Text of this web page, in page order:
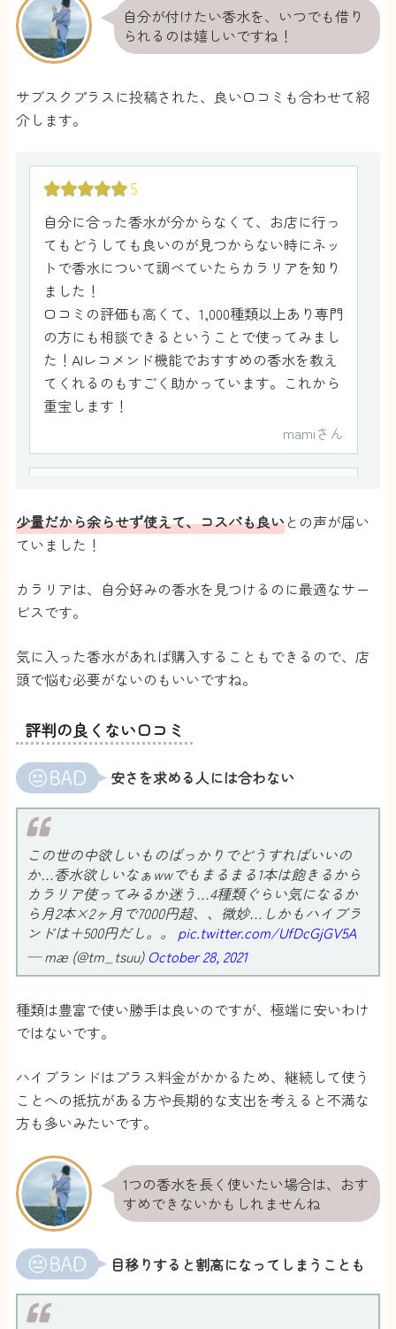
自分が付けたい香水を、いつでも借り
られるのは嬉しいですね！
サブスクプラスに投稿された、良い口コミも合わせて紹
介します。
5
自分に合った香水が分からなくて、お店に行っ
てもどうしても良いのが見つからない時にネッ
トで香水について調べていたらカラリアを知り
ました！
口コミの評価も高くて、1,000種類以上あり専門
の方にも相談できるということで使ってみまし
た！AIレコメンド機能でおすすめの香水を教え
てくれるのもすごく助かっています。これから
重宝します！
mamiさん
好きな香水がたくさんあるんですが、瓶で買う
とお財布に厳しくて…毎日使うわけでもないし
難しかったのですが、カラリアなら安く、毎月
1個手に入るので楽しみが増えました。多くの
て出かけるのも楽しみの一つにしています。
4
香水のサブスクあるんだ！と思って登録しちゃ
ってて可愛い！色は白と黒のアトマイザーがあ
って、かばんの中にいれておいても液漏れしな
いので安心！ただ好きな色が赤だから色々な種
類のアトマイザーが増えてくれると嬉しいなと
思うけど、香水の種類多いし気にしないように
してます！
4
ものすごく気分が踊りました！
本来だったら9000円するんですけど、1980円で
手に入るなんて。安月給の私でも欲しい香水が
いけどルブタンのルビルージュにする！4万円
が3980円で楽しめるなら安い〜。
その分、量が少ないけど毎日使ってる訳じゃな
ションあがる！
ねむさん
少量だから余らせず使えて、コスパも良いとの声が届い
ていました！
カラリアは、自分好みの香水を見つけるのに最適なサー
ビスです。
気に入った香水があれば購入することもできるので、店
頭で悩む必要がないのもいいですね。
評判の良くない口コミ
安さを求める人には合わない
この世の中欲しいものばっかりでどうすればいいの
か…香水欲しいなぁwwでもまるまる1本は飽きるから
カラリア使ってみるか迷う…4種類ぐらい気になるか
ら月2本×2ヶ月で7000円超、、微妙…しかもハイブラ
ンドは＋500円だし。。 pic.twitter.com/UfDcGjGV5A
— mæ (@tm_tsuu) October 28, 2021
種類は豊富で使い勝手は良いのですが、極端に安いわけ
ではないです。
ハイブランドはプラス料金がかかるため、継続して使う
ことへの抵抗がある方や長期的な支出を考えると不満な
方も多いみたいです。
1つの香水を長く使いたい場合は、おす
すめできないかもしれませんね
目移りすると割高になってしまうことも